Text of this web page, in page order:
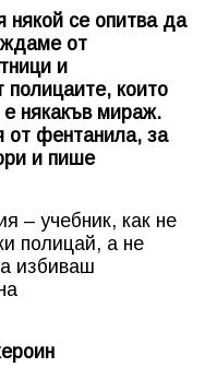
някой се опитва да
от
и
полицаите, които
някакъв мираж.
фентанила, за
и пише
– учебник, как не
полицай, а не
избиваш